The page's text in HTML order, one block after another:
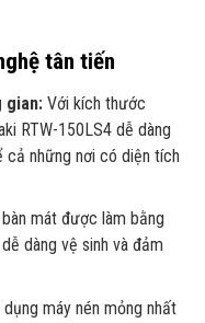
tân tiến
gian:Với kích thước
RTW-150LS4 dễ dàng
cả những nơi có diện tích
mát được làm bằng
dàng vệ sinh và đảm
máy nén mỏng nhất